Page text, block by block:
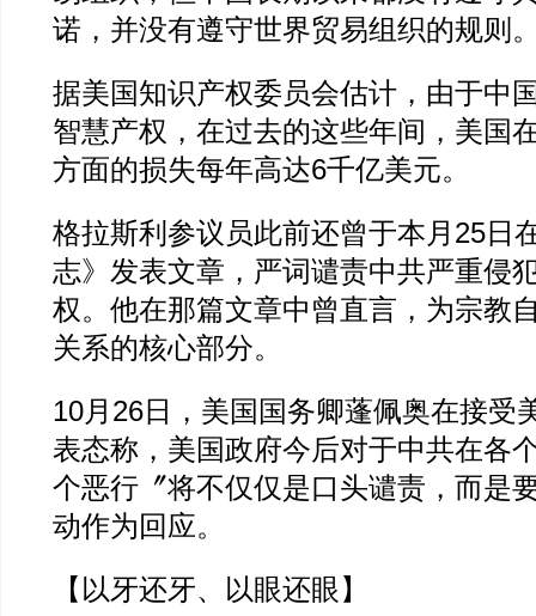
诺，并没有遵守世界贸易组织的规则
据美国知识产权委员会估计，由于中
智慧产权，在过去的这些年间，美国
方面的损失每年高达6千亿美元。
格拉斯利参议员此前还曾于本月25日
志》发表文章，严词谴责中共严重侵
权。他在那篇文章中曾直言，为宗教
关系的核心部分。
10月26日，美国国务卿蓬佩奥在接受
表态称，美国政府今后对于中共在各
个恶行〞将不仅仅是口头谴责，而是
动作为回应。
【以牙还牙、以眼还眼】